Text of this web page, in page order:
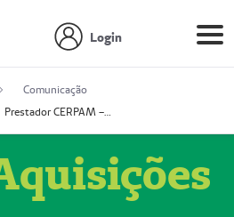
Login
Comunicação
Prestador CERPAM – Centro de Reabilitação S/S Ltda-ME (52004274-8)